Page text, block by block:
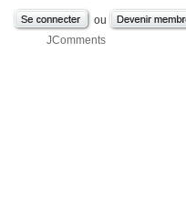
ou
JComments